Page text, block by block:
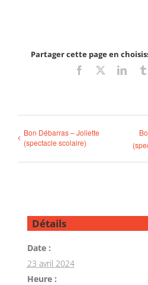
Partager cette page en
Facebook
Bon Débarras – Joliette
(spectacle scolaire)
Détails
Date :
23 avril 2024
Heure :